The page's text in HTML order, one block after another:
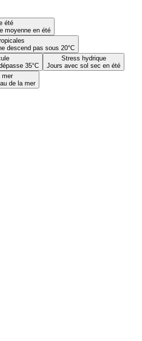
été
moyenne en été
descend pas sous 20°C
35°C
Stress hydrique
Jours avec sol sec en été
mer
de la mer